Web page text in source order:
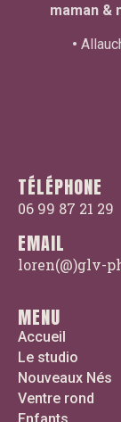
maman &
•
TÉLÉPHONE
06 99 87 21 29
EMAIL
loren(@)glv-
MENU
Accueil
Le studio
Nouveaux Nés
Ventre rond